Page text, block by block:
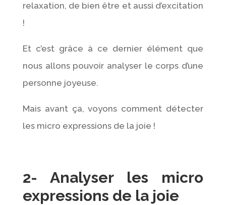
relaxation, de bien être et aussi d’excitation
!
Et c’est grâce à ce dernier élément que
nous allons pouvoir analyser le corps d’une
personne joyeuse.
Mais avant ça, voyons comment détecter
les micro expressions de la joie !
2- Analyser les micro
expressions de la joie